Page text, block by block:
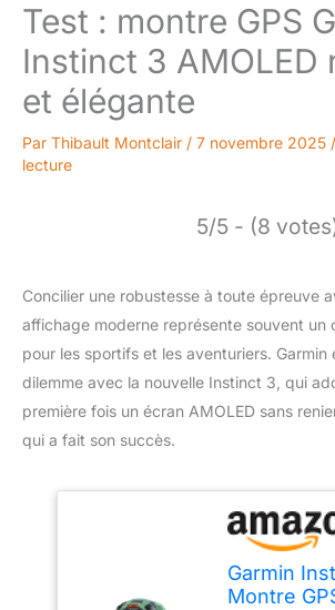
Test : montre GPS
Instinct 3 AMOLED
et élégante
Par Thibault Montclair / 7 novembre 2025 /
lecture
5/5 - (8
Concilier une robustesse à toute épreuve
affichage moderne représente souvent un
pour les sportifs et les aventuriers.
dilemme avec la nouvelle Instinct 3, qui
première fois un écran AMOLED sans
qui a fait son succès.
Garmin
Montre